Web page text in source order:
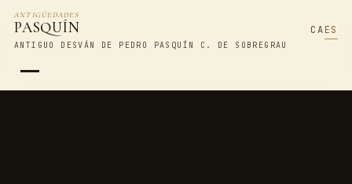
ANTIGÜEDADES
PASQUÍN
ANTIGUO DESVÁN DE PEDRO PASQUÍN C. DE SOBREGRAU
CAES